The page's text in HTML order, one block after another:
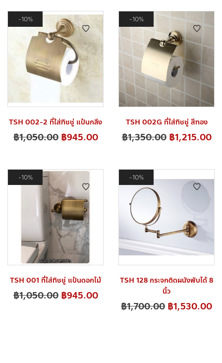
10%
TSH 002-2 ที่ใส่ทิชชู่ แป้นกลึง
฿1,050.00 ฿945.00
10%
TSH 002G ที่ใส่ทิชชู่ สีทอง
฿1,350.00 ฿1,215.00
10%
TSH 001 ที่ใส่ทิชชู่ แป้นดอกไม้
฿1,050.00 ฿945.00
10%
TSH 128 กระจกติดผนังพับได้ 8
นิ้ว
฿1,700.00 ฿1,530.00